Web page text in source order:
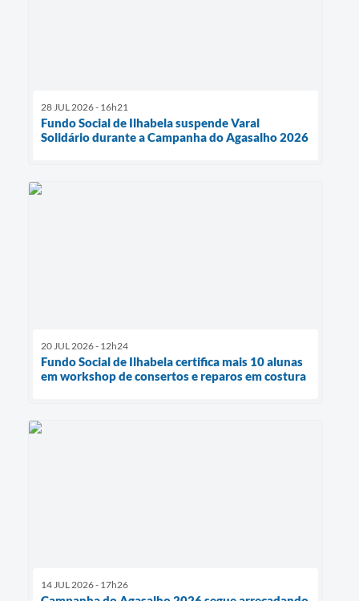
28 JUL 2026 - 16h21
Fundo Social de Ilhabela suspende Varal
Solidário durante a Campanha do Agasalho 2026
20 JUL 2026 - 12h24
Fundo Social de Ilhabela certifica mais 10 alunas
em workshop de consertos e reparos em costura
14 JUL 2026 - 17h26